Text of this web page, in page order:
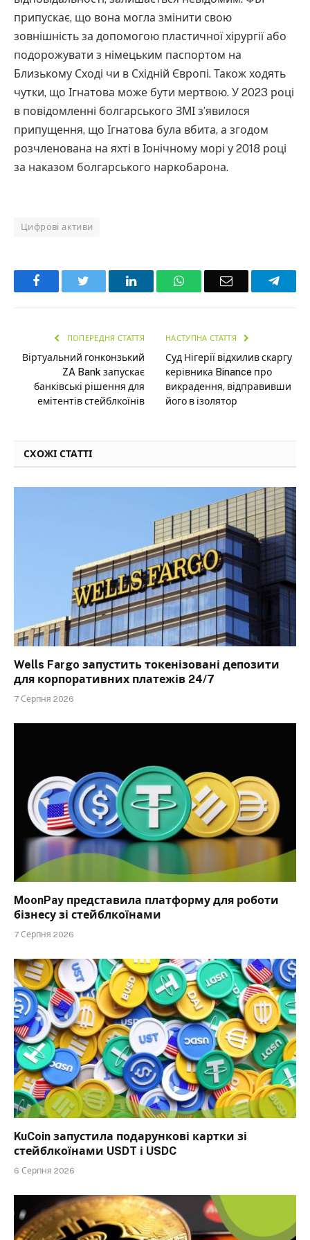
припускає, що вона могла змінити свою
зовнішність за допомогою пластичної хірургії або
подорожувати з німецьким паспортом на
Близькому Сході чи в Східній Європі. Також ходять
чутки, що Ігнатова може бути мертвою. У 2023 році
в повідомленні болгарського ЗМІ з’явилося
припущення, що Ігнатова була вбита, а згодом
розчленована на яхті в Іонічному морі у 2018 році
за наказом болгарського наркобарона.
Цифрові активи
Facebook LinkedInWhatsAppEmail
ПОПЕРЕДНЯ СТАТТЯ
Віртуальний гонконзький
ZA Bank запускає
банківські рішення для
емітентів стейблкоїнів
НАСТУПНА СТАТТЯ
Суд Нігерії відхилив скаргу
керівника Binance про
викрадення, відправивши
його в ізолятор
СХОЖІ СТАТТІ
Wells Fargo запустить токенізовані депозити
для корпоративних платежів 24/7
7 Серпня 2026
MoonPay представила платформу для роботи
бізнесу зі стейблкоїнами
7 Серпня 2026
KuCoin запустила подарункові картки зі
стейблкоїнами USDT і USDC
6 Серпня 2026